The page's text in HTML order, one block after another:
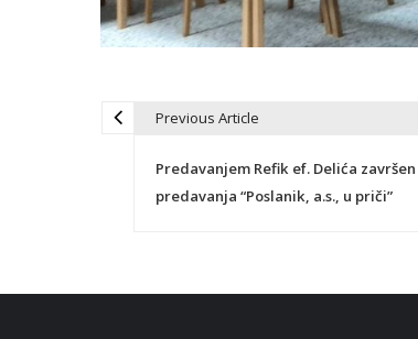
i
Previous Article
Predavanjem Refik ef. Delića
predavanja “Poslanik, a.s., u priči”